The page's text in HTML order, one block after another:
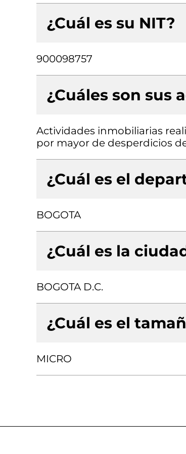
¿Cuál es su NIT?
900098757
¿Cuáles son sus
Actividades inmobiliarias
por mayor de desperdicios
¿Cuál es el
BOGOTA
¿Cuál es la
BOGOTA D.C.
¿Cuál es el
MICRO